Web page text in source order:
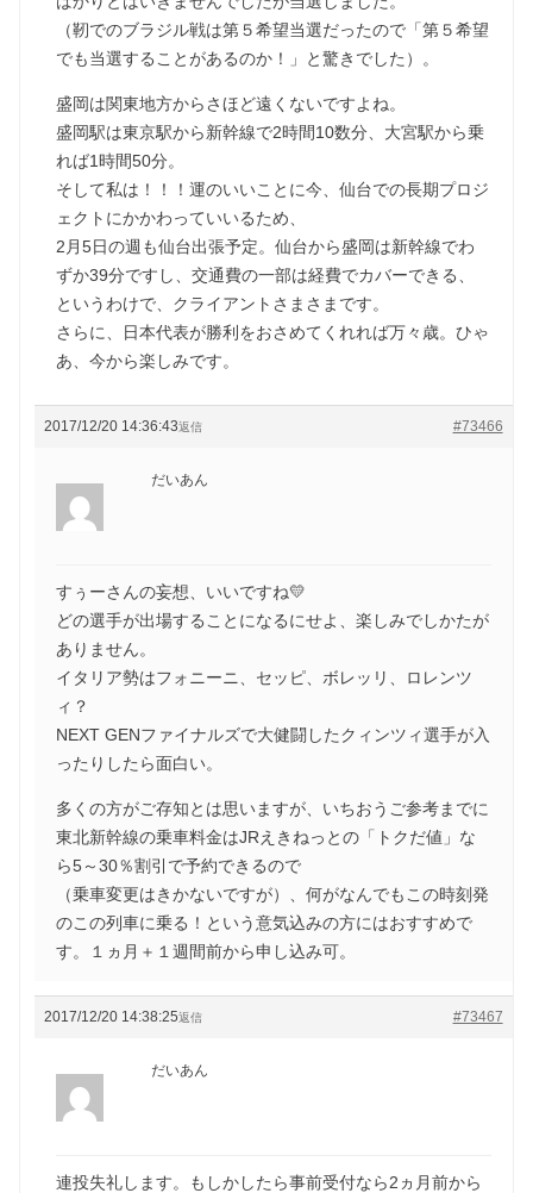
（靭でのブラジル戦は第５希望当選だったので「第５希望
でも当選することがあるのか！」と驚きでした）。
盛岡は関東地方からさほど遠くないですよね。
盛岡駅は東京駅から新幹線で2時間10数分、大宮駅から乗
れば1時間50分。
そして私は！！！運のいいことに今、仙台での長期プロジ
ェクトにかかわっていいるため、
2月5日の週も仙台出張予定。仙台から盛岡は新幹線でわ
ずか39分ですし、交通費の一部は経費でカバーできる、
というわけで、クライアントさまさまです。
さらに、日本代表が勝利をおさめてくれれば万々歳。ひゃ
あ、今から楽しみです。
2017/12/20 14:36:43 #73466
返信
だいあん
すぅーさんの妄想、いいですね💛
どの選手が出場することになるにせよ、楽しみでしかたが
ありません。
イタリア勢はフォニーニ、セッピ、ボレッリ、ロレンツ
ィ？
NEXT GENファイナルズで大健闘したクィンツィ選手が入
ったりしたら面白い。
多くの方がご存知とは思いますが、いちおうご参考までに
東北新幹線の乗車料金はJRえきねっとの「トクだ値」な
ら5～30％割引で予約できるので
（乗車変更はきかないですが）、何がなんでもこの時刻発
のこの列車に乗る！という意気込みの方にはおすすめで
す。１ヵ月＋１週間前から申し込み可。
2017/12/20 14:38:25 #73467
返信
だいあん
連投失礼します。もしかしたら事前受付なら2ヵ月前から